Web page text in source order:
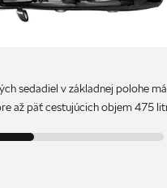
sedadiel v základnej polohe
až päť cestujúcich objem 475